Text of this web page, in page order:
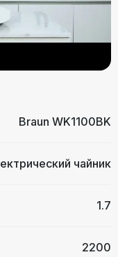
Braun WK1100BK
чайник
1.7
2200